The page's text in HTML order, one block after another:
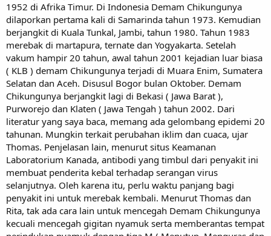
1952 di Afrika Timur. Di Indonesia Demam Chikungunya
dilaporkan pertama kali di Samarinda tahun 1973. Kemudian
berjangkit di Kuala Tunkal, Jambi, tahun 1980. Tahun 1983
merebak di martapura, ternate dan Yogyakarta. Setelah
vakum hampir 20 tahun, awal tahun 2001 kejadian luar biasa
( KLB ) demam Chikungunya terjadi di Muara Enim, Sumatera
Selatan dan Aceh. Disusul Bogor bulan Oktober. Demam
Chikungunya berjangkit lagi di Bekasi ( Jawa Barat ),
Purworejo dan Klaten ( Jawa Tengah ) tahun 2002. Dari
literatur yang saya baca, memang ada gelombang epidemi 20
tahunan. Mungkin terkait perubahan iklim dan cuaca, ujar
Thomas. Penjelasan lain, menurut situs Keamanan
Laboratorium Kanada, antibodi yang timbul dari penyakit ini
membuat penderita kebal terhadap serangan virus
selanjutnya. Oleh karena itu, perlu waktu panjang bagi
penyakit ini untuk merebak kembali. Menurut Thomas dan
Rita, tak ada cara lain untuk mencegah Demam Chikungunya
kecuali mencegah gigitan nyamuk serta memberantas tempat